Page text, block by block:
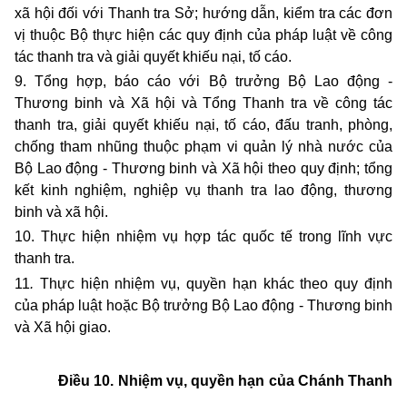
xã hội đối với Thanh tra Sở; hướng dẫn, kiểm tra các đơn
vị thuộc Bộ thực hiện các quy định của pháp luật về công
tác thanh tra và giải quyết khiếu nại, tố cáo.
9. Tổng hợp, báo cáo với Bộ trưởng Bộ Lao động -
Thương binh và Xã hội và Tổng Thanh tra về công tác
thanh tra, giải quyết khiếu nại, tố cáo, đấu tranh, phòng,
chống tham nhũng thuộc phạm vi quản lý nhà nước của
Bộ Lao động - Thương binh và Xã hội theo quy định; tổng
kết kinh nghiệm, nghiệp vụ thanh tra lao động, thương
binh và xã hội.
10. Thực hiện nhiệm vụ hợp tác quốc tế trong lĩnh vực
thanh tra.
11. Thực hiện nhiệm vụ, quyền hạn khác theo quy định
của pháp luật hoặc Bộ trưởng Bộ Lao động - Thương binh
và Xã hội giao.
Điều 10. Nhiệm vụ, quyền hạn của Chánh Thanh